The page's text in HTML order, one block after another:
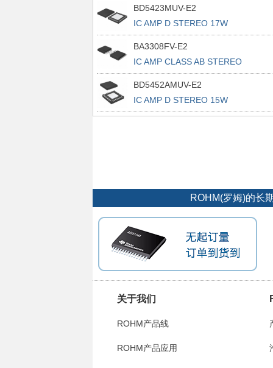
BD5423MUV-E2
IC AMP D STEREO 17W
VQFN048V7070
BA3308FV-E2
IC AMP CLASS AB STEREO
14SSOPB
BD5452AMUV-E2
IC AMP D STEREO 15W
VQFN032V5050
ROHM(罗姆)的长
关于我们
ROHM产品线
ROHM产品应用